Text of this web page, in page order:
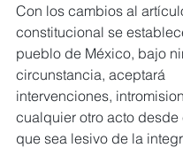
Con los cambios al
constitucional se
pueblo de México, bajo
circunstancia, aceptará
intervenciones,
cualquier otro acto desde
que sea lesivo de la